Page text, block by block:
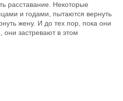
расставание. Некоторые
и годами, пытаются вернуть
жену. И до тех пор, пока они
застревают в этом